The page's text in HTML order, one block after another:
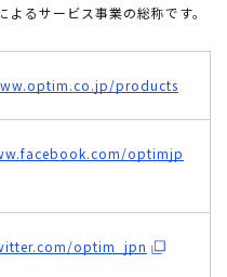
るサービス事業の総称です。
products
optimjp
optim_jpn